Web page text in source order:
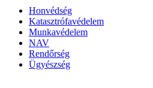
Honvédség
Katasztrófavédelem
Munkavédelem
NAV
Rendőrség
Ügyészség